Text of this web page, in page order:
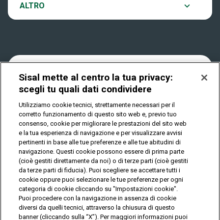
Play Your Date
Dove si gioca
Quanto si vince
Come riscuotere
ALTRO
Notifiche
Privacy
IL GIOCO È VIETATO AI MINORI E PUÒ CAUSARE
DIPENDENZA PATOLOGICA
© Copyright Sisal Italia S.p.A. - P.I. 02433760135
Privacy Cookies
Mappa
del
sito
Sisal mette al centro la tua privacy:
scegli tu quali dati condividere
Utilizziamo cookie tecnici, strettamente necessari per il
corretto funzionamento di questo sito web e, previo tuo
consenso, cookie per migliorare le prestazioni del sito web
e la tua esperienza di navigazione e per visualizzare avvisi
pertinenti in base alle tue preferenze e alle tue abitudini di
navigazione. Questi cookie possono essere di prima parte
(cioè gestiti direttamente da noi) o di terze parti (cioè gestiti
da terze parti di fiducia). Puoi scegliere se accettare tutti i
cookie oppure puoi selezionare le tue preferenze per ogni
categoria di cookie cliccando su "Impostazioni cookie".
Puoi procedere con la navigazione in assenza di cookie
diversi da quelli tecnici, attraverso la chiusura di questo
banner (cliccando sulla “X”). Per maggiori informazioni puoi